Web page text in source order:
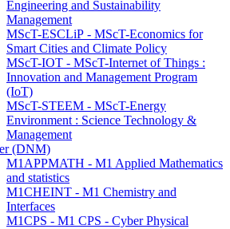
Engineering and Sustainability
Management
MScT-ESCLiP - MScT-Economics for
Smart Cities and Climate Policy
MScT-IOT - MScT-Internet of Things :
Innovation and Management Program
(IoT)
MScT-STEEM - MScT-Energy
Environment : Science Technology &
Management
(DNM)
M1APPMATH - M1 Applied Mathematics
and statistics
M1CHEINT - M1 Chemistry and
Interfaces
M1CPS - M1 CPS - Cyber Physical